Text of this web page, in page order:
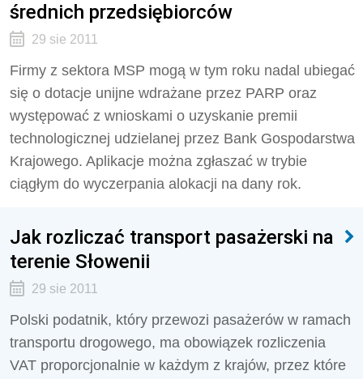
średnich przedsiębiorców
29 sie 2011
Firmy z sektora MSP mogą w tym roku nadal ubiegać
się o dotacje unijne wdrażane przez PARP oraz
występować z wnioskami o uzyskanie premii
technologicznej udzielanej przez Bank Gospodarstwa
Krajowego. Aplikacje można zgłaszać w trybie
ciągłym do wyczerpania alokacji na dany rok.
Jak rozliczać transport pasażerski na
terenie Słowenii
29 sie 2011
Polski podatnik, który przewozi pasażerów w ramach
transportu drogowego, ma obowiązek rozliczenia
VAT proporcjonalnie w każdym z krajów, przez które